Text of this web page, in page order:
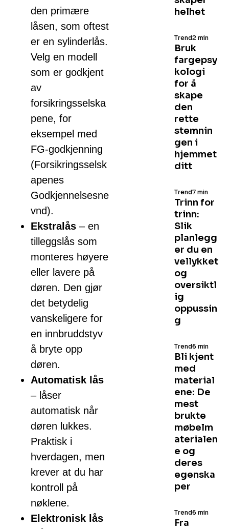
den primære
låsen, som oftest
er en sylinderlås.
Velg en modell
som er godkjent
av
forsikringsselska
pene, for
eksempel med
FG-godkjenning
(Forsikringsselsk
apenes
Godkjennelsesne
vnd).
Ekstralås – en
tilleggslås som
monteres høyere
eller lavere på
døren. Den gjør
det betydelig
vanskeligere for
en innbruddstyv
å bryte opp
døren.
Automatisk lås
– låser
automatisk når
døren lukkes.
Praktisk i
hverdagen, men
krever at du har
kontroll på
nøklene.
Elektronisk lås
helhet
Bruk
fargepsy
kologi
for å
skape
den
rette
stemnin
gen i
hjemmet
ditt
Trend2 min
Trinn for
trinn:
Slik
planlegg
er du en
vellykket
og
oversiktl
ig
oppussin
g
Trend7 min
Bli kjent
med
material
ene: De
mest
brukte
møbelm
aterialen
e og
deres
egenska
per
Trend6 min
Fra
Trend6 min